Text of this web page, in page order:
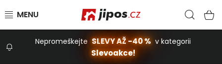
Nepromeškejte SLEVY AŽ -40 % v kategorii
Slevoakce!